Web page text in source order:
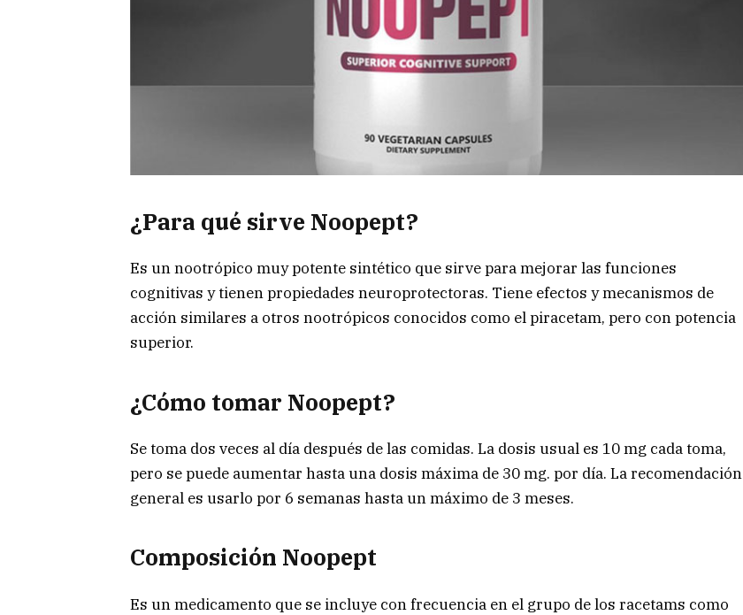
¿Para qué sirve Noopept?
Es un nootrópico muy potente sintético que sirve para mejorar las funciones
cognitivas y tienen propiedades neuroprotectoras. Tiene efectos y mecanismos de
acción similares a otros nootrópicos conocidos como el piracetam, pero con potencia
superior.
¿Cómo tomar Noopept?
Se toma dos veces al día después de las comidas. La dosis usual es 10 mg cada toma,
pero se puede aumentar hasta una dosis máxima de 30 mg. por día. La recomendación
general es usarlo por 6 semanas hasta un máximo de 3 meses.
Composición Noopept
Es un medicamento que se incluye con frecuencia en el grupo de los racetams como